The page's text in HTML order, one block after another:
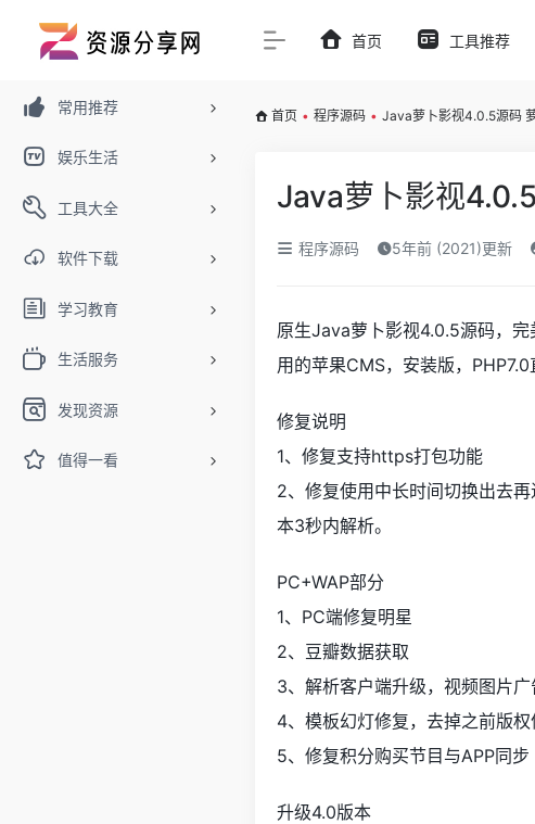
常用推荐
娱乐生活
工具大全
软件下载
学习教育
生活服务
发现资源
值得一看
首页 工具推荐
首页 • 程序源码 • Java萝卜影视4.0.5源码
Java萝卜影视
程序源码 5年前 (2021)更新
原生Java萝卜影视4.0.5源码，完
用的苹果CMS，安装版，PHP7.0
修复说明
1、修复支持https打包功能
2、修复使用中长时间切换出去
本3秒内解析。
PC+WAP部分
1、PC端修复明星
2、豆瓣数据获取
3、解析客户端升级，视频图片广
4、模板幻灯修复，去掉之前版权
5、修复积分购买节目与APP同步
升级4.0版本